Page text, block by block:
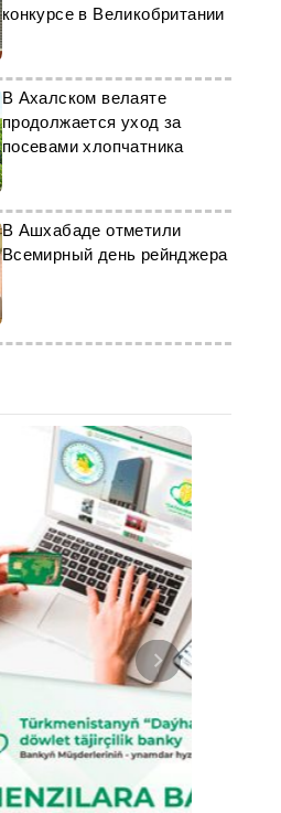
конкурсе в Великобритании
В Ахалском велаяте
продолжается уход за
посевами хлопчатника
В Ашхабаде отметили
Всемирный день рейнджера